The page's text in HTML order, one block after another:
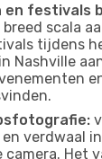
en festivals
breed scala
tijdens
Nashville
verdwaal
camera. Het